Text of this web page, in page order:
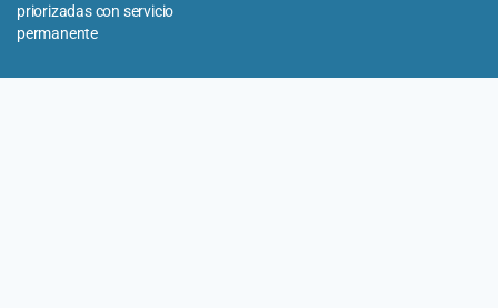
priorizadas con servicio
permanente